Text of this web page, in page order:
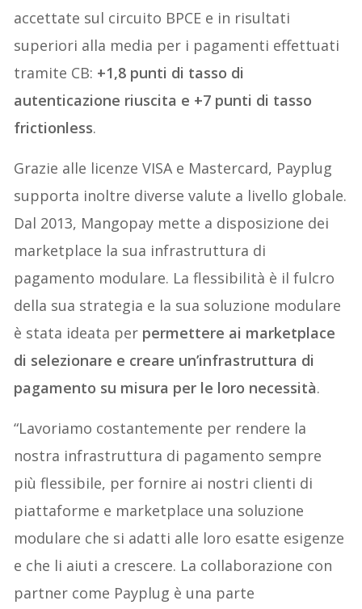
accettate sul circuito BPCE e in risultati
superiori alla media per i pagamenti effettuati
tramite CB: +1,8 punti di tasso di
autenticazione riuscita e +7 punti di tasso
frictionless.
Grazie alle licenze VISA e Mastercard, Payplug
supporta inoltre diverse valute a livello globale.
Dal 2013, Mangopay mette a disposizione dei
marketplace la sua infrastruttura di
pagamento modulare. La flessibilità è il fulcro
della sua strategia e la sua soluzione modulare
è stata ideata per permettere ai marketplace
di selezionare e creare un’infrastruttura di
pagamento su misura per le loro necessità.
“Lavoriamo costantemente per rendere la
nostra infrastruttura di pagamento sempre
più flessibile, per fornire ai nostri clienti di
piattaforme e marketplace una soluzione
modulare che si adatti alle loro esatte esigenze
e che li aiuti a crescere. La collaborazione con
partner come Payplug è una parte